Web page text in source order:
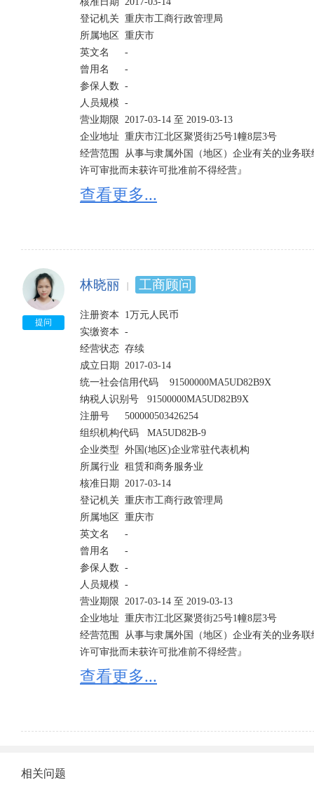
登记机关	重庆市工商行政管理局
所属地区	重庆市
英文名	-
曾用名	-
参保人数	-
人员规模	-
营业期限	2017-03-14 至 2019-03-13
企业地址	重庆市江北区聚贤街25号1幢8层3号
经营范围	从事与隶属外国（地区）企业有关的业务联络与咨询。『依法禁止经营的不得经营；依法应经
许可审批而未获许可批准前不得经营』
查看更多...
提问
林晓丽 工商顾问
注册资本	1万元人民币
实缴资本	-
经营状态	存续
成立日期	2017-03-14
统一社会信用代码	91500000MA5UD82B9X
纳税人识别号	91500000MA5UD82B9X
注册号	500000503426254
组织机构代码	MA5UD82B-9
企业类型	外国(地区)企业常驻代表机构
所属行业	租赁和商务服务业
核准日期	2017-03-14
登记机关	重庆市工商行政管理局
所属地区	重庆市
英文名	-
曾用名	-
参保人数	-
人员规模	-
营业期限	2017-03-14 至 2019-03-13
企业地址	重庆市江北区聚贤街25号1幢8层3号
经营范围	从事与隶属外国（地区）企业有关的业务联络与咨询。『依法禁止经营的不得经营；依法应经
许可审批而未获许可批准前不得经营』
查看更多...
相关问题